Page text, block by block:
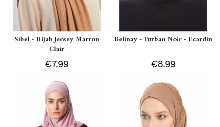
Sibel - Hijab Jersey Marron
Clair
€7.99
Belinay - Turban Noir - Ecardin
€8.99